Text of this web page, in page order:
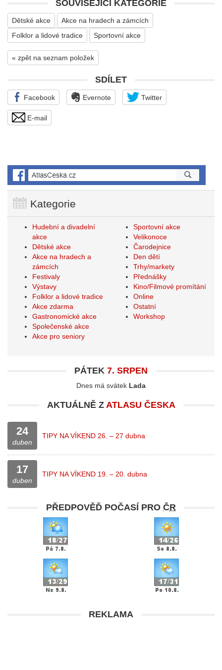
SOUVISEJÍCÍ KATEGORIE
Dětské akce
Akce na hradech a zámcích
Folklor a lidové tradice
Sportovní akce
« zpět na seznam položek
SDÍLET
Facebook Evernote Twitter
E-mail
Kategorie
Hudební a divadelní
akce
Dětské akce
Akce na hradech a
zámcích
Festivaly
Výstavy
Folklor a lidové tradice
Akce zdarma
Gastronomické akce
Společenské akce
Akce pro seniory
Sportovní akce
Velikonoce
Čarodejnice
Den dětí
Trhy/markety
Přednášky
Kino/Filmové promítání
Online
Ostatní
Workshop
PÁTEK 7. SRPEN
Dnes má svátek Lada
AKTUÁLNĚ Z ATLASU ČESKA
24
duben
TIPY NA VÍKEND 26. – 27 dubna
17
duben
TIPY NA VÍKEND 19. – 20. dubna
PŘEDPOVĚĎ POČASÍ PRO ČR
REKLAMA